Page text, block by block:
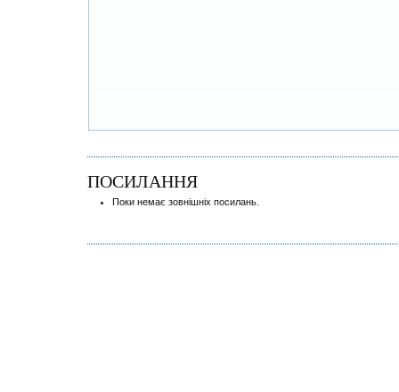
ПОСИЛАННЯ
Поки немає зовнішніх посилань.